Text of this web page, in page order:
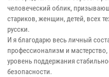
человеческий облик,
стариков, женщин, детей, всех
русски.
И я благодарю весь личный
профессионализм и
уровень поддержания
безопасности.